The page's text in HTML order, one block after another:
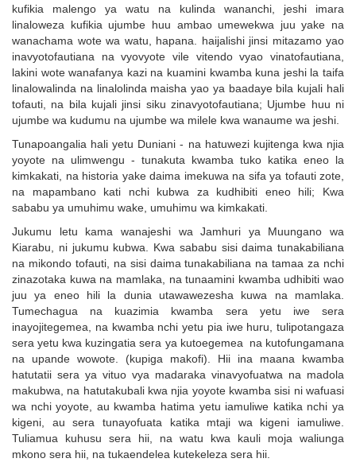
kufikia malengo ya watu na kulinda wananchi, jeshi imara
linaloweza kufikia ujumbe huu ambao umewekwa juu yake na
wanachama wote wa watu, hapana. haijalishi jinsi mitazamo yao
inavyotofautiana na vyovyote vile vitendo vyao vinatofautiana,
lakini wote wanafanya kazi na kuamini kwamba kuna jeshi la taifa
linalowalinda na linalolinda maisha yao ya baadaye bila kujali hali
tofauti, na bila kujali jinsi siku zinavyotofautiana; Ujumbe huu ni
ujumbe wa kudumu na ujumbe wa milele kwa wanaume wa jeshi.
Tunapoangalia hali yetu Duniani - na hatuwezi kujitenga kwa njia
yoyote na ulimwengu - tunakuta kwamba tuko katika eneo la
kimkakati, na historia yake daima imekuwa na sifa ya tofauti zote,
na mapambano kati nchi kubwa za kudhibiti eneo hili; Kwa
sababu ya umuhimu wake, umuhimu wa kimkakati.
Jukumu letu kama wanajeshi wa Jamhuri ya Muungano wa
Kiarabu, ni jukumu kubwa. Kwa sababu sisi daima tunakabiliana
na mikondo tofauti, na sisi daima tunakabiliana na tamaa za nchi
zinazotaka kuwa na mamlaka, na tunaamini kwamba udhibiti wao
juu ya eneo hili la dunia utawawezesha kuwa na mamlaka.
Tumechagua na kuazimia kwamba sera yetu iwe sera
inayojitegemea, na kwamba nchi yetu pia iwe huru, tulipotangaza
sera yetu kwa kuzingatia sera ya kutoegemea na kutofungamana
na upande wowote. (kupiga makofi). Hii ina maana kwamba
hatutatii sera ya vituo vya madaraka vinavyofuatwa na madola
makubwa, na hatutakubali kwa njia yoyote kwamba sisi ni wafuasi
wa nchi yoyote, au kwamba hatima yetu iamuliwe katika nchi ya
kigeni, au sera tunayofuata katika mtaji wa kigeni iamuliwe.
Tuliamua kuhusu sera hii, na watu kwa kauli moja waliunga
mkono sera hii, na tukaendelea kutekeleza sera hii.